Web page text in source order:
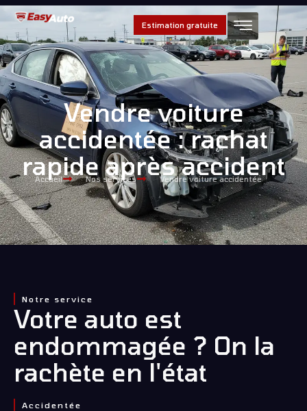
Estimation gratuite
Vendre voiture
accidentée : rachat
rapide après accident
Accueil Nos services Vendre voiture accidentée
Notre service
Votre auto est
endommagée ? On la
rachète en l'état
Accidentée